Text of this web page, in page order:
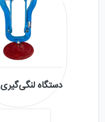
دستگاه لنگی‌گیری